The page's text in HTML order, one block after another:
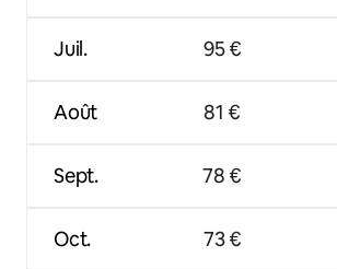
Juil.
Août
Sept.
Oct.
95 €
81 €
78 €
73 €